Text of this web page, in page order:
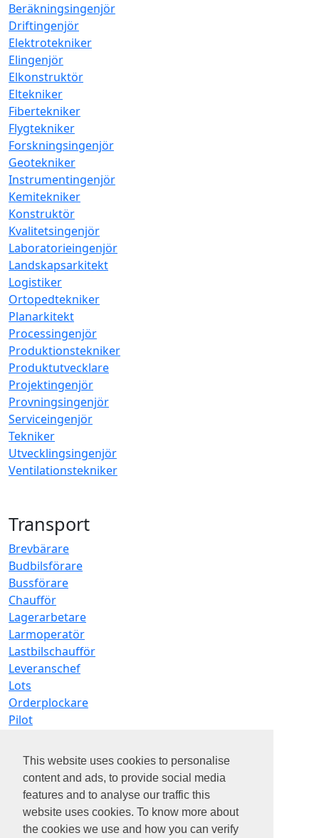
This website uses cookies to personalise
content and ads, to provide social media
features and to analyse our traffic this
website uses cookies. To know more about
the cookies we use and how you can verify
Beräkningsingenjör
Driftingenjör
Elektrotekniker
Elingenjör
Elkonstruktör
Eltekniker
Fibertekniker
Flygtekniker
Forskningsingenjör
Geotekniker
Instrumentingenjör
Kemitekniker
Konstruktör
Kvalitetsingenjör
Laboratorieingenjör
Landskapsarkitekt
Logistiker
Ortopedtekniker
Planarkitekt
Processingenjör
Produktionstekniker
Produktutvecklare
Projektingenjör
Provningsingenjör
Serviceingenjör
Tekniker
Utvecklingsingenjör
Ventilationstekniker
Transport
Brevbärare
Budbilsförare
Bussförare
Chaufför
Lagerarbetare
Larmoperatör
Lastbilschaufför
Leveranschef
Lots
Orderplockare
Pilot
Taxiförare
Terminalarbetare
Trafikplanerare
Truckförare